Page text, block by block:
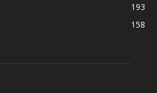
193
158